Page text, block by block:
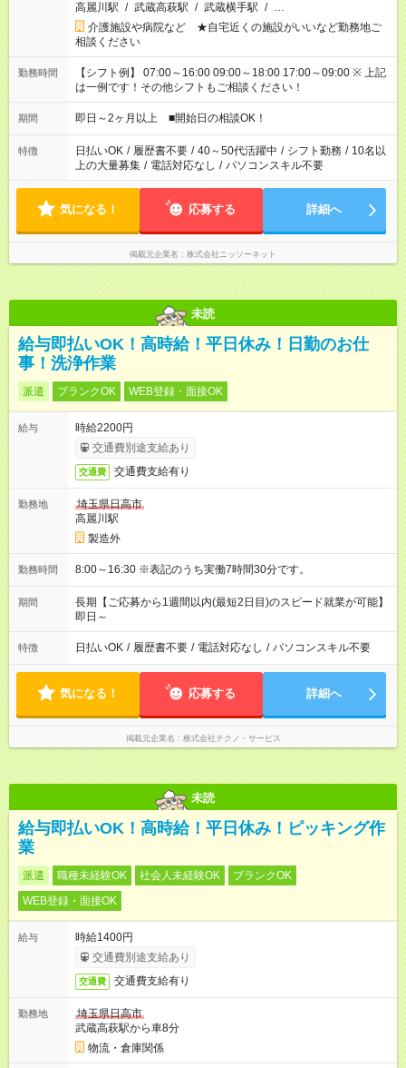
高麗川駅 / 武蔵高萩駅 / 武蔵横手駅 / …
介護施設や病院など ★自宅近くの施設がいいなど勤務地ご
相談ください
勤務時間
【シフト例】 07:00～16:00 09:00～18:00 17:00～09:00 ※ 上記
は一例です！その他シフトもご相談ください！
期間 即日～2ヶ月以上 ■開始日の相談OK！
特徴 日払いOK / 履歴書不要 / 40～50代活躍中 / シフト勤務 / 10名以
上の大量募集 / 電話対応なし / パソコンスキル不要
気になる！ 応募する 詳細へ
掲載元企業名 株式会社ニッソーネット
未読
給与即払いOK！高時給！平日休み！日勤のお仕
事！洗浄作業
派遣 ブランクOK WEB登録・面接OK
給与
時給2200円
交通費別途支給あり
交通費 交通費支給有り
勤務地
埼玉県日高市
高麗川駅
製造外
勤務時間 8:00～16:30 ※表記のうち実働7時間30分です。
期間
長期【ご応募から1週間以内(最短2日目)のスピード就業が可能】
即日～
特徴 日払いOK / 履歴書不要 / 電話対応なし / パソコンスキル不要
気になる！ 応募する 詳細へ
掲載元企業名 株式会社テクノ・サービス
未読
給与即払いOK！高時給！平日休み！ピッキング作
業
派遣 職種未経験OK 社会人未経験OK
ブランクOK
WEB登録・面接OK
給与
時給1400円
交通費別途支給あり
交通費 交通費支給有り
勤務地
埼玉県日高市
武蔵高萩駅から車8分
物流・倉庫関係